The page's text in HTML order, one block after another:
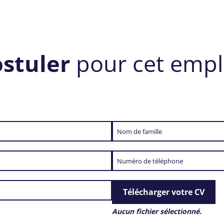
pour cet
Télécharger votre CV
Aucun fichier sélectionné.